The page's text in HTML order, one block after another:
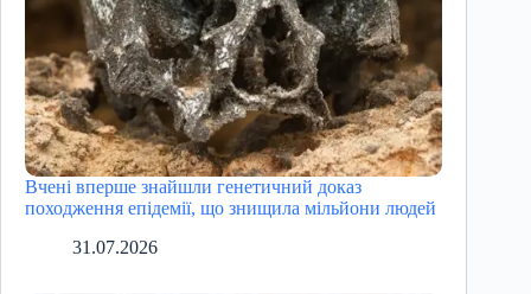
Вчені вперше знайшли генетичний доказ
походження епідемії, що знищила мільйони людей
31.07.2026